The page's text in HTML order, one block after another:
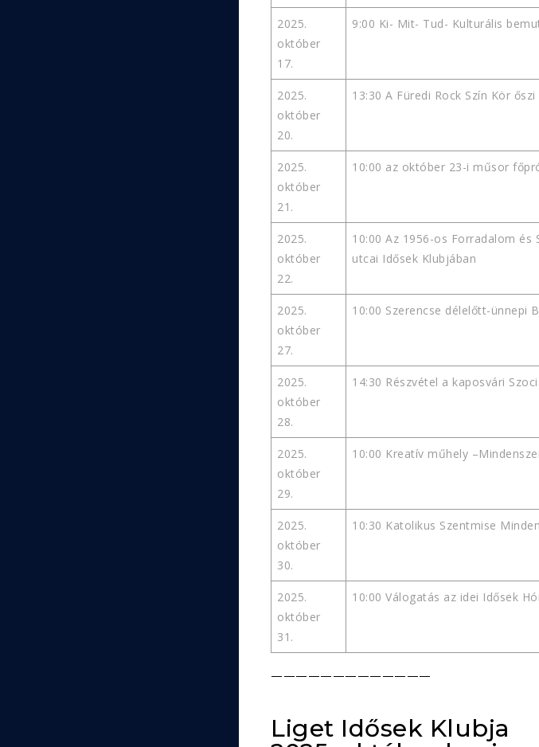
2025.
október
17.
9:00 Ki- Mit- Tud- Kulturális
2025.
október
20.
13:30 A Füredi Rock Szín Kör
2025.
október
21.
10:00 az október 23-i műsor
2025.
október
22.
10:00 Az 1956-os Forradalom és
utcai Idősek Klubjában
2025.
október
27.
10:00 Szerencse délelőtt-ünnepi
2025.
október
28.
14:30 Részvétel a kaposvári
2025.
október
29.
10:00 Kreatív műhely
2025.
október
30.
10:30 Katolikus Szentmise
2025.
október
31.
10:00 Válogatás az idei Idősek
—————————————
Liget Idősek Klubja